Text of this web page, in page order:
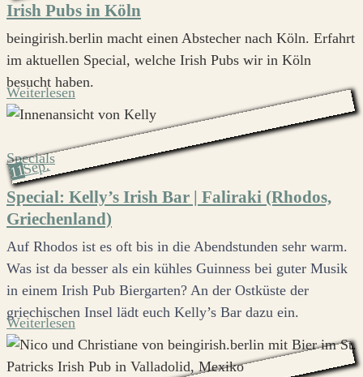
Irish Pubs in Köln
beingirish.berlin macht einen Abstecher nach Köln. Erfahrt
im aktuellen Special, welche Irish Pubs wir in Köln
besucht haben.
Weiterlesen
11Sep.
Specials
Special: Kelly’s Irish Bar | Faliraki (Rhodos,
Griechenland)
Auf Rhodos ist es oft bis in die Abendstunden sehr warm.
Was ist da besser als ein kühles Guinness bei guter Musik
in einem Irish Pub Biergarten? An der Ostküste der
griechischen Insel lädt euch Kelly’s Bar dazu ein.
Weiterlesen